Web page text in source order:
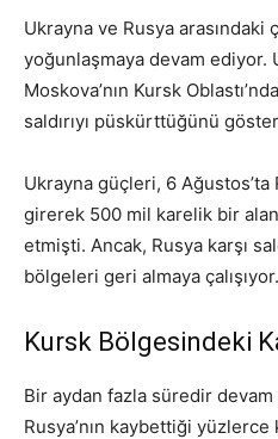
Ukrayna ve Rusya arasındaki
yoğunlaşmaya devam ediyor.
Moskova’nın Kursk
saldırıyı püskürttüğünü
Ukrayna güçleri, 6 Ağustos’ta
girerek 500 mil karelik bir
etmişti. Ancak, Rusya karşı
bölgeleri geri almaya çalışıyor.
Kursk Bölgesindeki
Bir aydan fazla süredir devam
Rusya’nın kaybettiği